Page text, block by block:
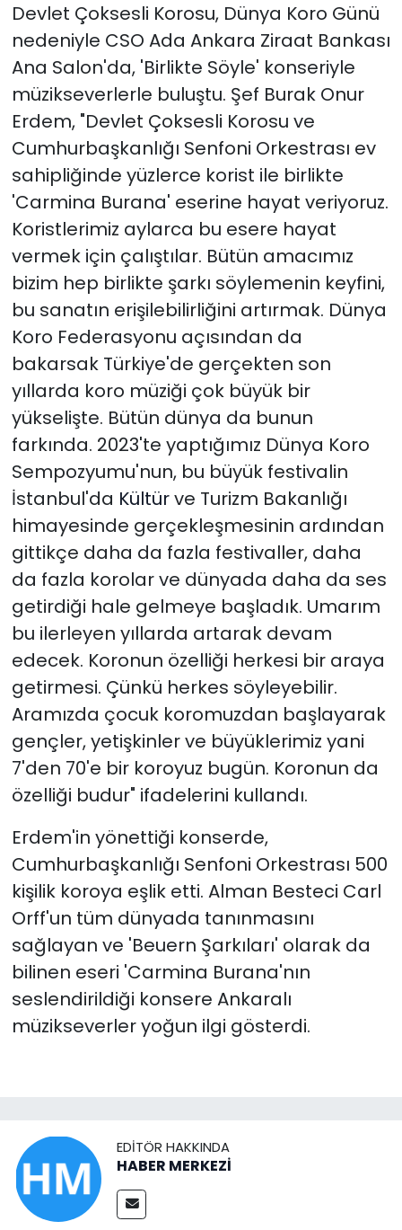
Devlet Çoksesli Korosu, Dünya Koro Günü
nedeniyle CSO Ada Ankara Ziraat Bankası
Ana Salon'da, 'Birlikte Söyle' konseriyle
müzikseverlerle buluştu. Şef Burak Onur
Erdem, "Devlet Çoksesli Korosu ve
Cumhurbaşkanlığı Senfoni Orkestrası ev
sahipliğinde yüzlerce korist ile birlikte
'Carmina Burana' eserine hayat veriyoruz.
Koristlerimiz aylarca bu esere hayat
vermek için çalıştılar. Bütün amacımız
bizim hep birlikte şarkı söylemenin keyfini,
bu sanatın erişilebilirliğini artırmak. Dünya
Koro Federasyonu açısından da
bakarsak Türkiye'de gerçekten son
yıllarda koro müziği çok büyük bir
yükselişte. Bütün dünya da bunun
farkında. 2023'te yaptığımız Dünya Koro
Sempozyumu'nun, bu büyük festivalin
İstanbul'da Kültürve Turizm Bakanlığı
himayesinde gerçekleşmesinin ardından
gittikçe daha da fazla festivaller, daha
da fazla korolar ve dünyada daha da ses
getirdiği hale gelmeye başladık. Umarım
bu ilerleyen yıllarda artarak devam
edecek. Koronun özelliği herkesi bir araya
getirmesi. Çünkü herkes söyleyebilir.
Aramızda çocuk koromuzdan başlayarak
gençler, yetişkinler ve büyüklerimiz yani
7'den 70'e bir koroyuz bugün. Koronun da
özelliği budur" ifadelerini kullandı.
Erdem'in yönettiği konserde,
Cumhurbaşkanlığı Senfoni Orkestrası 500
kişilik koroya eşlik etti. Alman Besteci Carl
Orff'un tüm dünyada tanınmasını
sağlayan ve 'Beuern Şarkıları' olarak da
bilinen eseri 'Carmina Burana'nın
seslendirildiği konsere Ankaralı
müzikseverler yoğun ilgi gösterdi.
EDITÖR HAKKINDA
HABER MERKEZİ